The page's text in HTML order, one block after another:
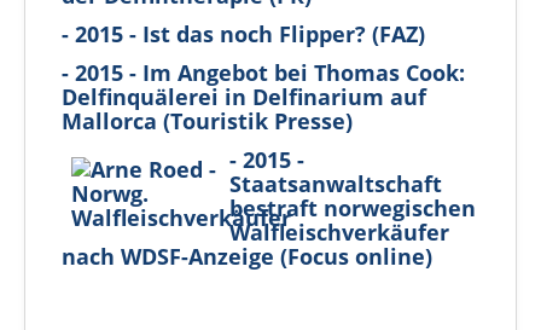
- 2015 - Ist das noch Flipper? (FAZ)
- 2015 - Im Angebot bei Thomas Cook:
Delfinquälerei in Delfinarium auf
Mallorca (Touristik Presse)
- 2015 -
Staatsanwaltschaft
bestraft norwegischen
Walfleischverkäufer
nach WDSF-Anzeige (Focus online)